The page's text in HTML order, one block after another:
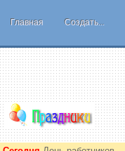
Главная Создать...